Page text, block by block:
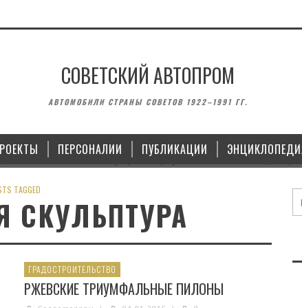
СОВЕТСКИЙ АВТОПРОМ
АВТОМОБИЛИ СТРАНЫ СОВЕТОВ 1922–1991 ГГ.
ПЕРСОНАЛИИ ПУБЛИКАЦИИ
TAGGED
СКУЛЬПТУРА
ГРАДОСТРОИТЕЛЬСТВО
РЖЕВСКИЕ ТРИУМФАЛЬНЫЕ ПИЛОНЫ